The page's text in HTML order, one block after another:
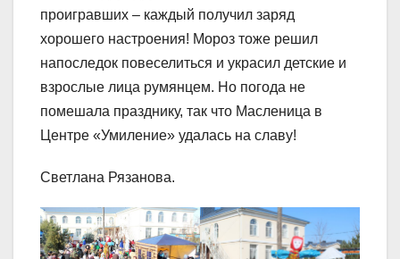
проигравших – каждый получил заряд
хорошего настроения! Мороз тоже решил
напоследок повеселиться и украсил детские и
взрослые лица румянцем. Но погода не
помешала празднику, так что Масленица в
Центре «Умиление» удалась на славу!
Светлана Рязанова.